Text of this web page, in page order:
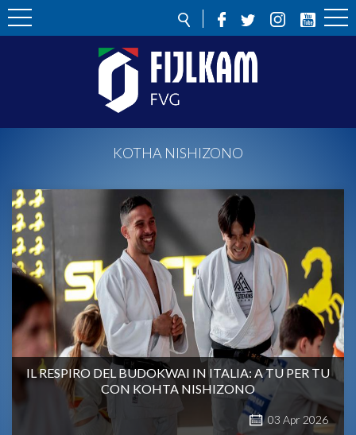
KOTHA NISHIZONO
IL RESPIRO DEL BUDOKWAI IN ITALIA: A TU PER TU
CON KOHTA NISHIZONO
03 Apr 2026